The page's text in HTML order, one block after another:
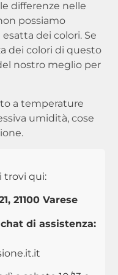
differenze nelle
possiamo
dei colori. Se
dei colori di questo
nostro meglio per
a temperature
umidità, cose
trovi qui:
21100 Varese
di assistenza: